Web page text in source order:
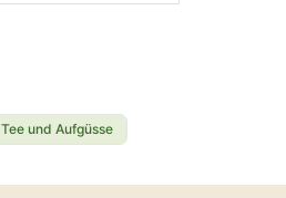
Tee und Aufgüsse